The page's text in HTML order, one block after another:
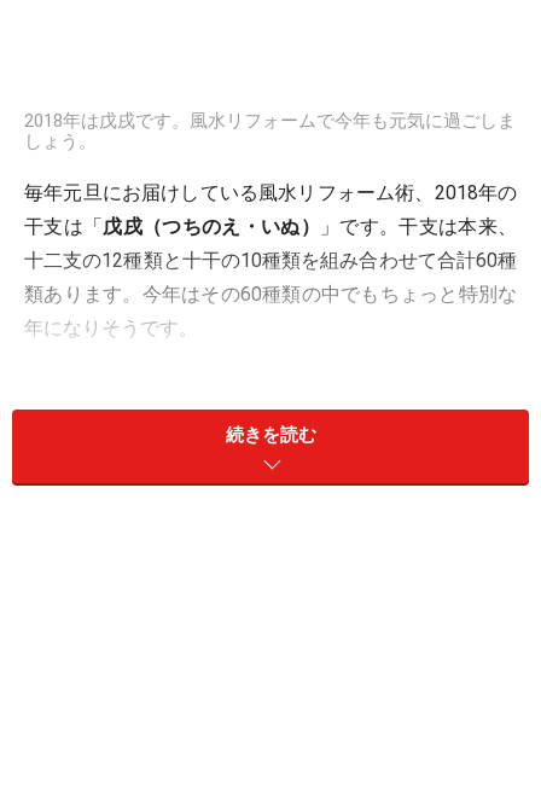
2018年は戊戌です。風水リフォームで今年も元気に過ごしま
しょう。
毎年元旦にお届けしている風水リフォーム術、2018年の
干支は「戊戌（つちのえ・いぬ）
」です。干支は本来、
十二支の12種類と十干の10種類を組み合わせて合計60種
類あります。今年はその60種類の中でもちょっと特別な
年になりそうです。
普段の暮らしに溶け込んでいる風水あれこれ
2018年の干支、戊犬はあらゆるものが倍増する年
続きを読む